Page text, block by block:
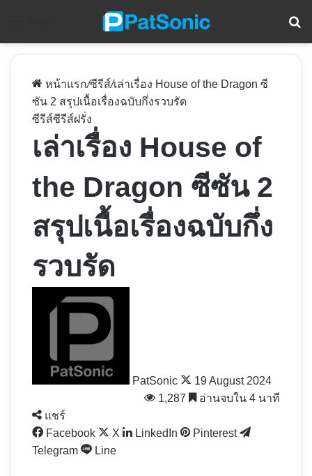
หน้าแรก/ซีรีส์/เล่าเรื่อง House of the Dragon ซี
ซัน 2 สรุปเนื้อเรื่องฉบับกึ่งรวบรัด
ซีรีส์ซีรีส์ฝรั่ง
เล่าเรื่อง House of
the Dragon ซีซัน 2
สรุปเนื้อเรื่องฉบับกึ่ง
รวบรัด
PatSonic
19 August 2024
1,287
อ่านจบใน 4 นาที
แชร์
Facebook
X LinkedIn
Pinterest
Telegram
Line